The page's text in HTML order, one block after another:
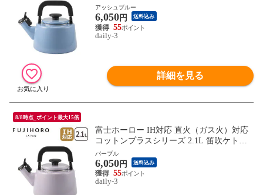
アッシュブルー CTP-2.1WK.AB やかん FUJ
IHORO ほうろう ホーロー 【北海道・沖縄
は990円加算】 fuj611-1
アッシュブルー
6,050円 送料込み
55
daily-3
詳細を見る
8/8時点_ポイント最大15倍
富士ホーロー IH対応 直火（ガス火）対応
コットンプラスシリーズ 2.1L 笛吹ケトル
パープル CTP-2.1WK.PU やかん FUJIHOR
O ほうろう ホーロー 【北海道・沖縄は990
円加算】 fuj611-2
パープル
6,050円 送料込み
55
daily-3